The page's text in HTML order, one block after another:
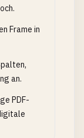
Frame in
an.
PDF-